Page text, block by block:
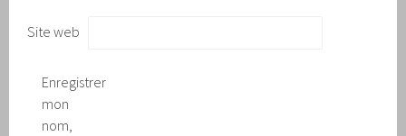
Site web
Enregistrer
mon
nom,